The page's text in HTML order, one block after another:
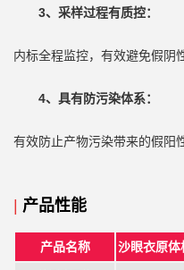
3、采样过程有质控：
内标全程监控，有效避免假阴
4、具有防污染体系：
有效防止产物污染带来的假阳
产品性能
产品名称 沙眼衣原体